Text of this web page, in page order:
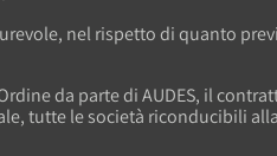
nel rispetto di quanto
da parte di AUDES, il
tutte le società riconducibili